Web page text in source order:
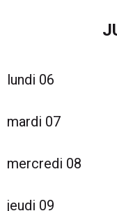
Calendrier des
lundi 06
mardi 07
mercredi 08
jeudi 09